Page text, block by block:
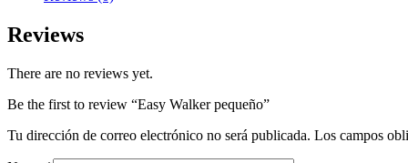
Reviews
There are no reviews yet.
Be the first to review “Easy Walker pequeño”
Tu dirección de correo electrónico no será publicada. Los campos